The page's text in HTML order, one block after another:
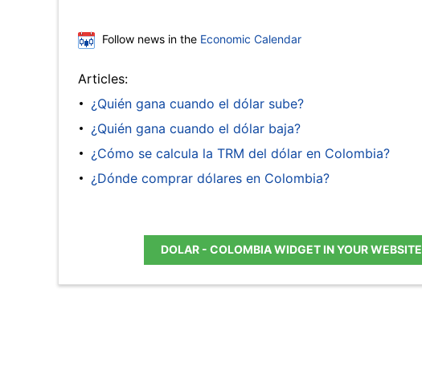
Follow news in the Economic Calendar
Articles:
¿Quién gana cuando el dólar sube?
¿Quién gana cuando el dólar baja?
¿Cómo se calcula la TRM del dólar en Colombia?
¿Dónde comprar dólares en Colombia?
DOLAR - COLOMBIA WIDGET IN YOUR WEBSITE